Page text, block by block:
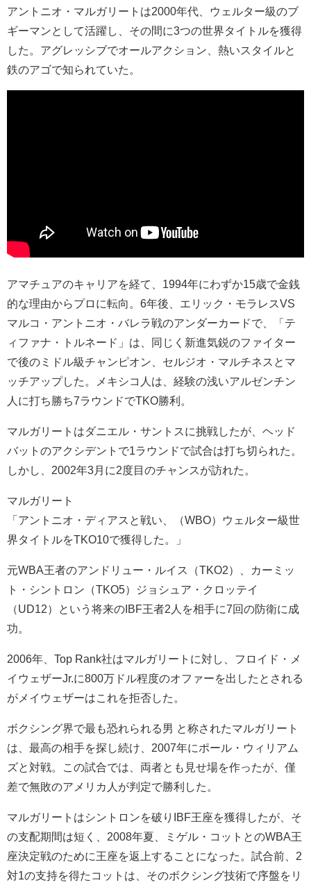
アントニオ・マルガリートは2000年代、ウェルター級のブ
ギーマンとして活躍し、その間に3つの世界タイトルを獲得
した。アグレッシブでオールアクション、熱いスタイルと
鉄のアゴで知られていた。
アマチュアのキャリアを経て、1994年にわずか15歳で金銭
的な理由からプロに転向。6年後、エリック・モラレスVS
マルコ・アントニオ・バレラ戦のアンダーカードで、「テ
ィファナ・トルネード」は、同じく新進気鋭のファイター
で後のミドル級チャンピオン、セルジオ・マルチネスとマ
ッチアップした。メキシコ人は、経験の浅いアルゼンチン
人に打ち勝ち7ラウンドでTKO勝利。
マルガリートはダニエル・サントスに挑戦したが、ヘッド
バットのアクシデントで1ラウンドで試合は打ち切られた。
しかし、2002年3月に2度目のチャンスが訪れた。
マルガリート
「アントニオ・ディアスと戦い、（WBO）ウェルター級世
界タイトルをTKO10で獲得した。」
元WBA王者のアンドリュー・ルイス（TKO2）、カーミッ
ト・シントロン（TKO5）ジョシュア・クロッテイ
（UD12）という将来のIBF王者2人を相手に7回の防衛に成
功。
2006年、Top Rank社はマルガリートに対し、フロイド・メ
イウェザーJr.に800万ドル程度のオファーを出したとされる
がメイウェザーはこれを拒否した。
ボクシング界で最も恐れられる男 と称されたマルガリート
は、最高の相手を探し続け、2007年にポール・ウィリアム
ズと対戦。この試合では、両者とも見せ場を作ったが、僅
差で無敗のアメリカ人が判定で勝利した。
マルガリートはシントロンを破りIBF王座を獲得したが、そ
の支配期間は短く、2008年夏、ミゲル・コットとのWBA王
座決定戦のために王座を返上することになった。試合前、2
対1の支持を得たコットは、そのボクシング技術で序盤をリ